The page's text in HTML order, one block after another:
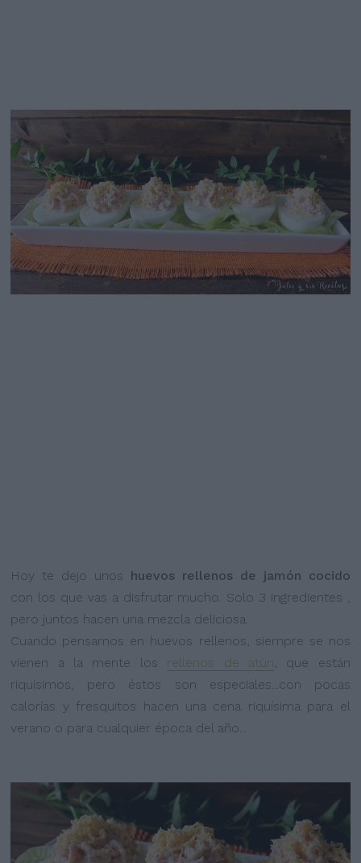
Hoy te dejo unos huevos rellenos de jamón cocido
con los que vas a disfrutar mucho. Solo 3 ingredientes ,
pero juntos hacen una mezcla deliciosa.
Cuando pensamos en huevos rellenos, siempre se nos
vienen a la mente los rellenos de atún, que están
riquísimos, pero éstos son especiales...con pocas
calorías y fresquitos hacen una cena riquísima para el
verano o para cualquier época del año...